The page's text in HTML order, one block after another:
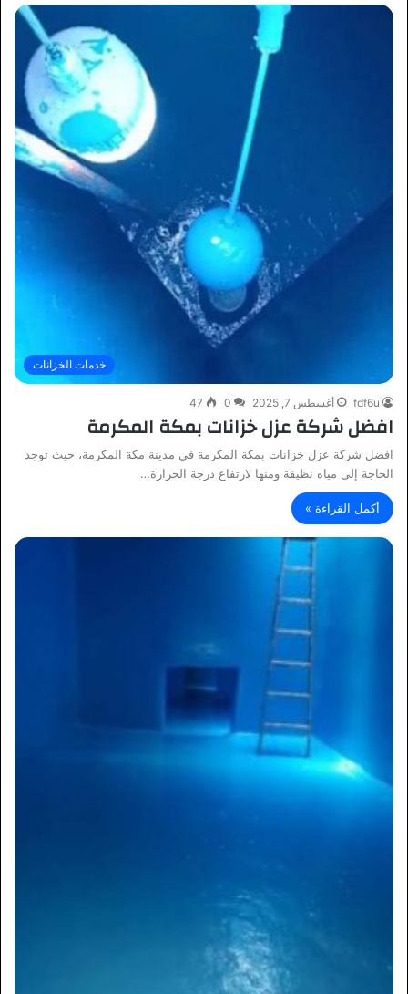
خدمات الخزانات
fdf6u أغسطس 7, 2025 0
47
افضل شركة عزل خزانات بمكة المكرمة
افضل شركة عزل خزانات بمكة المكرمة في مدينة مكة المكرمة، حيث توجد
الحاجة إلى مياه نظيفة ومنها لارتفاع درجة الحرارة…
أكمل القراءة »